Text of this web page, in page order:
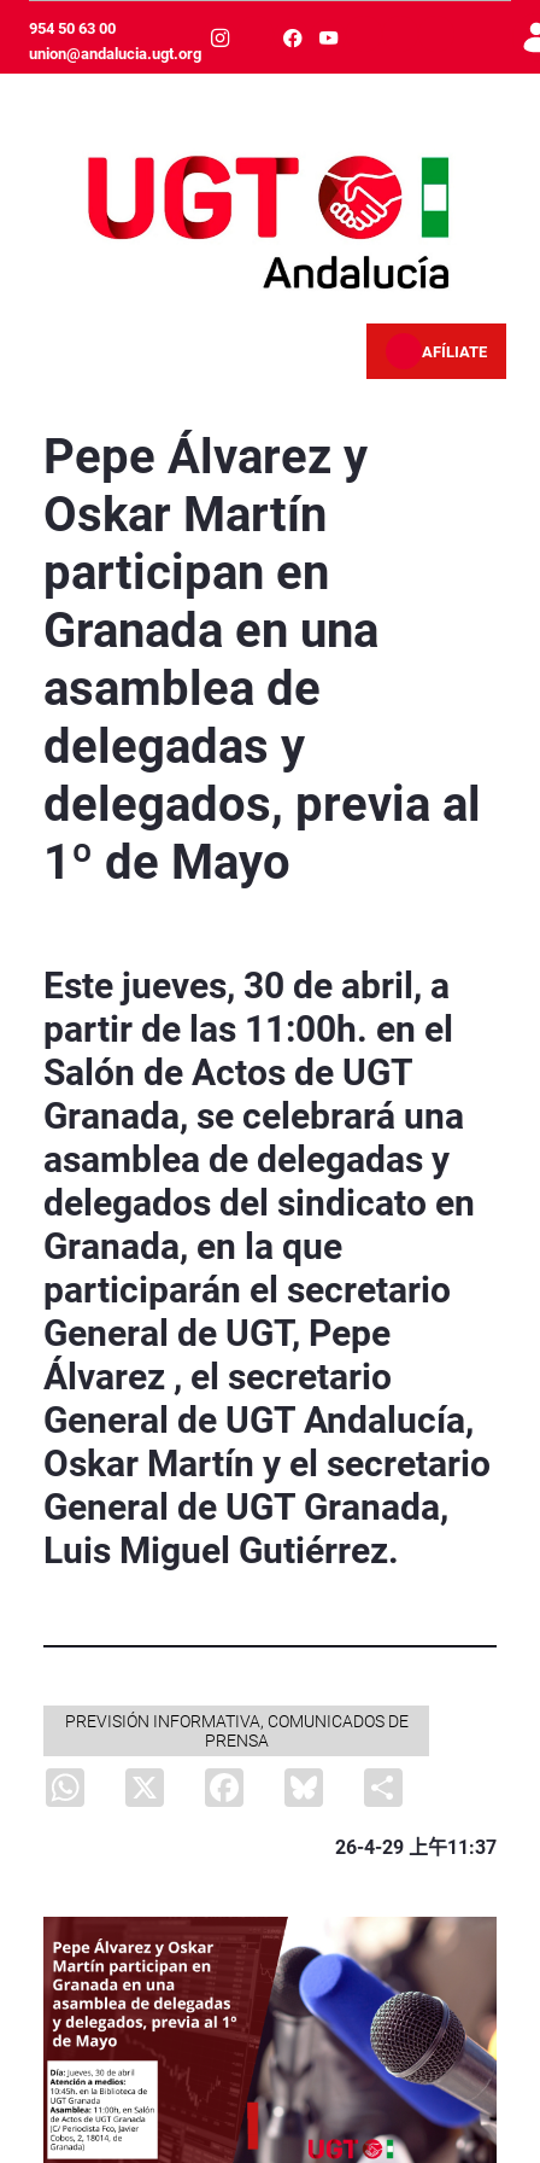
跳转到主内容
954 50 63 00
union@andalucia.ugt.org
AFÍLIATE
Pepe Álvarez y
Oskar Martín
participan en
Granada en una
asamblea de
delegadas y
delegados, previa al
1º de Mayo
Este jueves, 30 de abril, a
partir de las 11:00h. en el
Salón de Actos de UGT
Granada, se celebrará una
asamblea de delegadas y
delegados del sindicato en
Granada, en la que
participarán el secretario
General de UGT, Pepe
Álvarez , el secretario
General de UGT Andalucía,
Oskar Martín y el secretario
General de UGT Granada,
Luis Miguel Gutiérrez.
PREVISIÓN INFORMATIVA, COMUNICADOS DE
PRENSA
WhatsApp
X Facebook Bluesky
26-4-29 上午11:37